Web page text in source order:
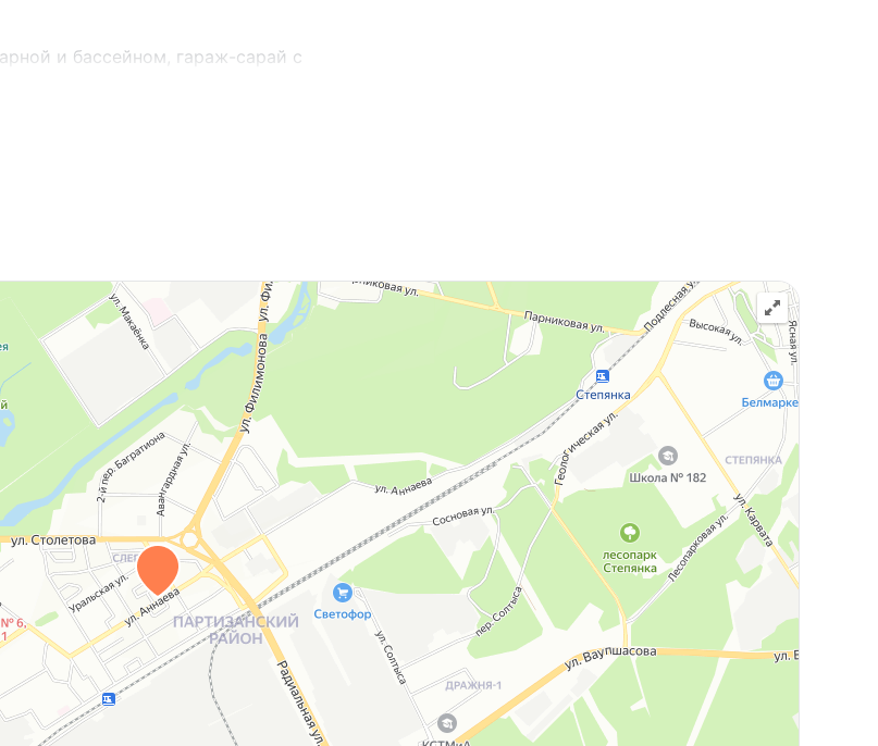
и бассейном, гараж-сарай с
отопления, на втором
кусты, деревья, цветы. Есть
Стены газосиликатные.
гаража 32м2, площадь сарая 38м2.
этаж.
расположен в тихом зеленом
подойдут лесопарк и Слепянская